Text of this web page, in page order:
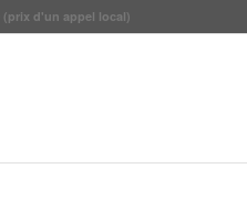
(prix d'un appel local)